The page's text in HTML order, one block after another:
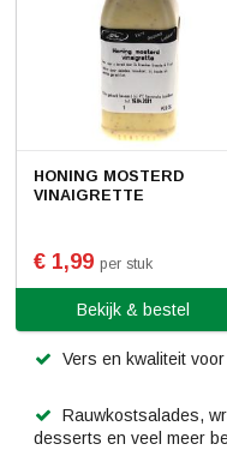
HONING MOSTERD
VINAIGRETTE
€ 1,99 per stuk
Bekijk & bestel
Vers en kwaliteit
Rauwkostsalades,
desserts en veel meer